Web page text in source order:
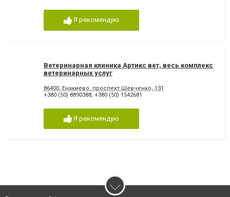
Я рекомендую
Ветеринарная клиника Артикс вет, весь комплекс
ветеринарных услуг
86400, Енакиево, проспект Шевченко, 131
+380 (50) 8890388, +380 (50) 1542681
Я рекомендую